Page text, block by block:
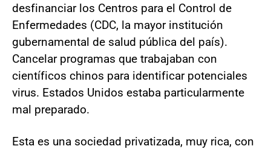
desfinanciar los Centros para el Control de
Enfermedades (CDC, la mayor institución
gubernamental de salud pública del país).
Cancelar programas que trabajaban con
científicos chinos para identificar potenciales
virus. Estados Unidos estaba particularmente
mal preparado.
Esta es una sociedad privatizada, muy rica, con